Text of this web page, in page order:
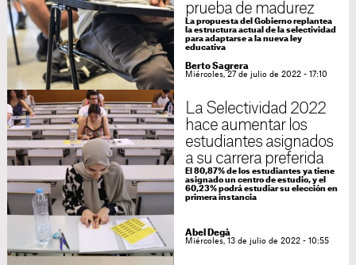
prueba de madurez
La propuesta del Gobierno replantea
la estructura actual de la selectividad
para adaptarse a la nueva ley
educativa
Berto Sagrera
Miércoles, 27 de julio de 2022 - 17:10
La Selectividad 2022
hace aumentar los
estudiantes asignados
a su carrera preferida
El 80,87% de los estudiantes ya tiene
asignado un centro de estudio, y el
60,23% podrá estudiar su elección en
primera instancia
Abel Degà
Miércoles, 13 de julio de 2022 - 10:55